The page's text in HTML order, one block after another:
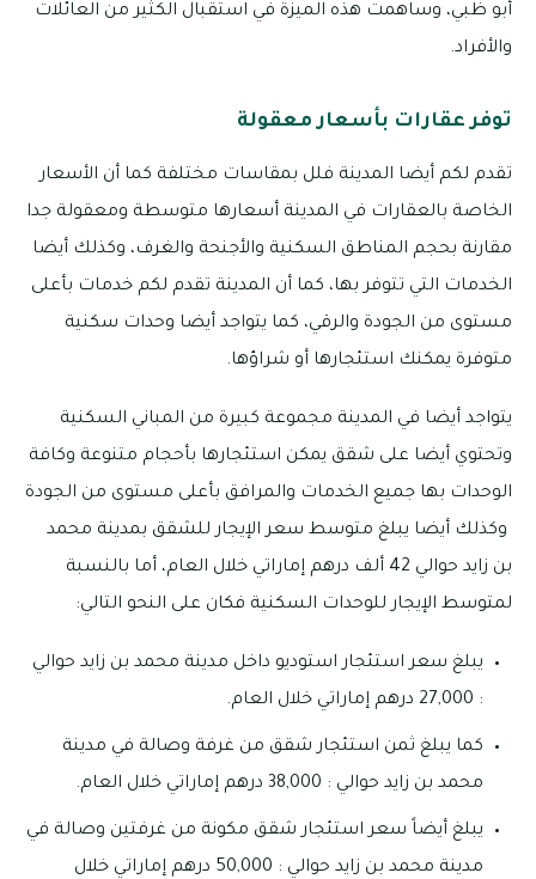
أبو ظبي، وساهمت هذه الميزة في استقبال الكثير من العائلات
والأفراد.
توفر عقارات بأسعار معقولة
تقدم لكم أيضا المدينة فلل بمقاسات مختلفة كما أن الأسعار
الخاصة بالعقارات في المدينة أسعارها متوسطة ومعقولة جدا
مقارنة بحجم المناطق السكنية والأجنحة والغرف، وكذلك أيضا
الخدمات التي تتوفر بها، كما أن المدينة تقدم لكم خدمات بأعلى
مستوى من الجودة والرقي، كما يتواجد أيضا وحدات سكنية
متوفرة يمكنك استئجارها أو شراؤها.
يتواجد أيضا في المدينة مجموعة كبيرة من المباني السكنية
وتحتوي أيضا على شقق يمكن استئجارها بأحجام متنوعة وكافة
الوحدات بها جميع الخدمات والمرافق بأعلى مستوى من الجودة
وكذلك أيضا يبلغ متوسط سعر الإيجار للشقق بمدينة محمد
بن زايد حوالي 42 ألف درهم إماراتي خلال العام، أما بالنسبة
لمتوسط الإيجار للوحدات السكنية فكان على النحو التالي:
يبلغ سعر استئجار استوديو داخل مدينة محمد بن زايد حوالي
: 27,000 درهم إماراتي خلال العام.
كما يبلغ ثمن استئجار شقق من غرفة وصالة في مدينة
محمد بن زايد حوالي : 38,000 درهم إماراتي خلال العام.
يبلغ أيضاً سعر استئجار شقق مكونة من غرفتين وصالة في
مدينة محمد بن زايد حوالي : 50,000 درهم إماراتي خلال